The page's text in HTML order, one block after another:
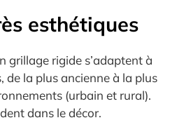
esthétiques
grillage rigide s’adaptent à
de la plus ancienne à la plus
(urbain et rural).
dans le décor.